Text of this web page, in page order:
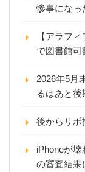
惨事になっ
【アラフ
で図書館司
2026年5月
るはあと後
後からリボ
iPhoneが壊
の審査結果